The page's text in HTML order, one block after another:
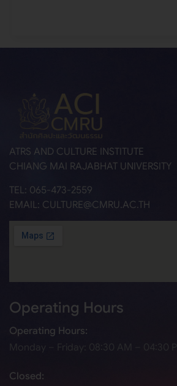
ATRS AND CULTURE INSTITUTE
CHIANG MAI RAJABHAT UNIVERSITY
TEL: 065-473-2559
EMAIL: CULTURE@CMRU.AC.TH
Operating Hours
Operating Hours:
Monday – Friday: 08:30 AM – 04:30
Closed: